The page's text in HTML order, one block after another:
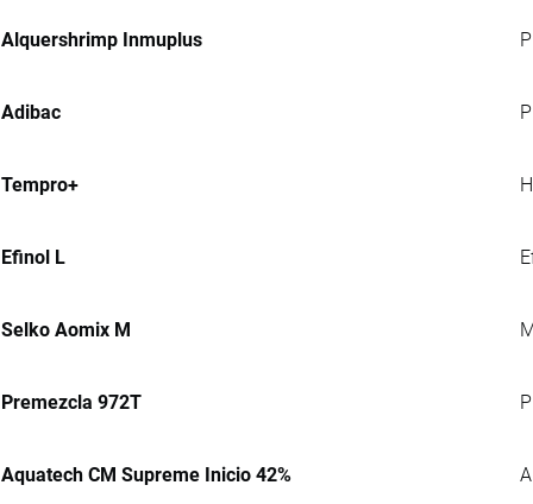
Alquershrimp Inmuplus
Adibac
Tempro+
Efinol L
Selko Aomix M
Premezcla 972T
Aquatech CM Supreme Inicio 42%